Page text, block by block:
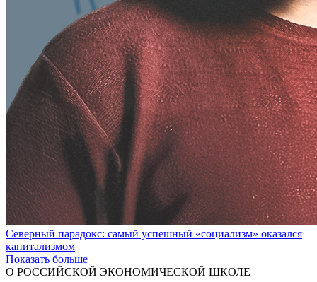
Северный парадокс: самый успешный «социализм» оказался
капитализмом
Показать больше
О РОССИЙСКОЙ ЭКОНОМИЧЕСКОЙ ШКОЛЕ